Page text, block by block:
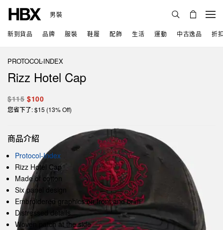
男裝
新到貨品 品牌 服裝 鞋履 配飾 生活 運動 中古逸品 折
PROTOCOL-INDEX
Rizz Hotel Cap
$115 $100
您省下了: $15 (13% Off)
商品介紹
Protocol-Index
Rizz Hotel Cap
Made of cotton
Six panel design
Embroidered graphics on front and brim
Distressed details
Woven patch at the side